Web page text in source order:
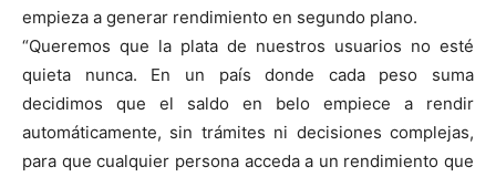
empieza a generar rendimiento en segundo plano.
“Queremos que la plata de nuestros usuarios no esté
quieta nunca. En un país donde cada peso suma
decidimos que el saldo en belo empiece a rendir
automáticamente, sin trámites ni decisiones complejas,
para que cualquier persona acceda a un rendimiento que